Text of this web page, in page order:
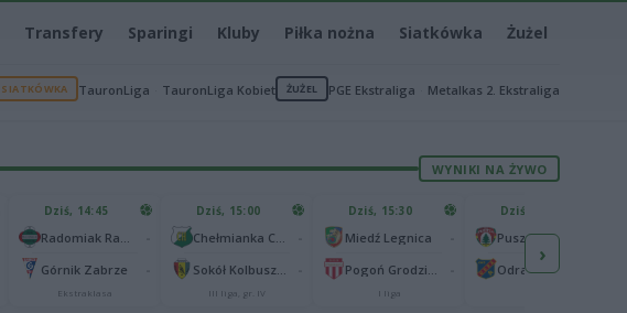
Transfery Sparingi Kluby Piłka nożna Siatkówka Żużel
SIATKÓWKA TauronLiga TauronLiga Kobiet ŻUŻEL PGE Ekstraliga Metalkas 2. Ekstraliga
WYNIKI NA ŻYWO
Dziś, 14:45
Górnik Zabrze
Ekstraklasa
Dziś, 15:00
III liga, gr. IV
Dziś, 15:30
Miedź Legnica
I liga
Dziś, 15:30
Odra Opole
›